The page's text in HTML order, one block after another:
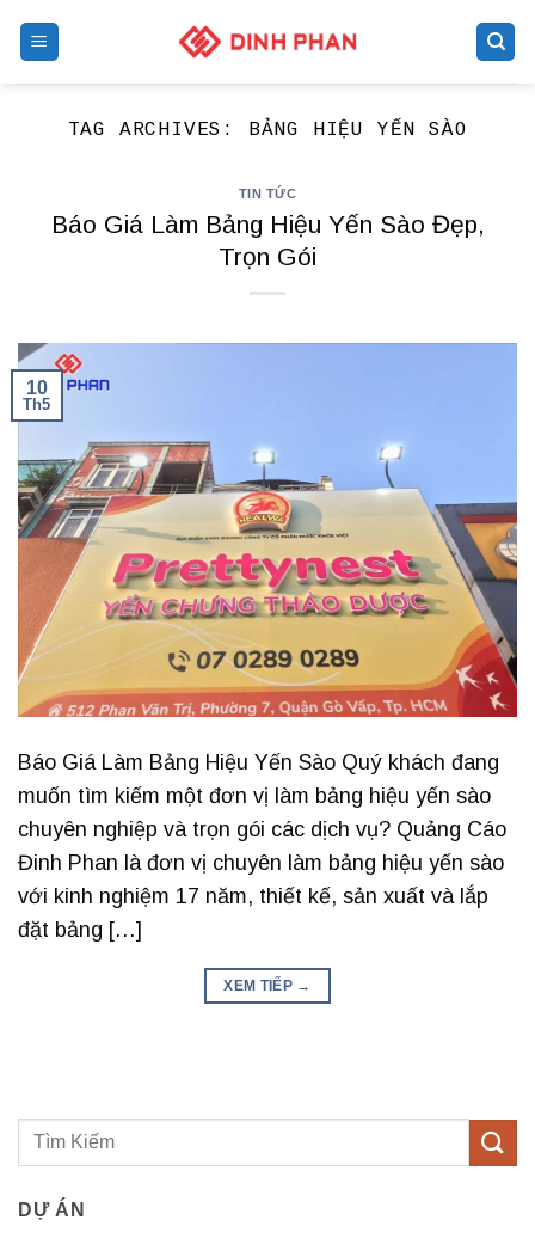
TAG ARCHIVES: BẢNG HIỆU YẾN SÀO
TIN TỨC
Báo Giá Làm Bảng Hiệu Yến Sào Đẹp,
Trọn Gói
10
Th5
Báo Giá Làm Bảng Hiệu Yến Sào Quý khách đang
muốn tìm kiếm một đơn vị làm bảng hiệu yến sào
chuyên nghiệp và trọn gói các dịch vụ? Quảng Cáo
Đinh Phan là đơn vị chuyên làm bảng hiệu yến sào
với kinh nghiệm 17 năm, thiết kế, sản xuất và lắp
đặt bảng […]
XEM TIẾP →
DỰ ÁN